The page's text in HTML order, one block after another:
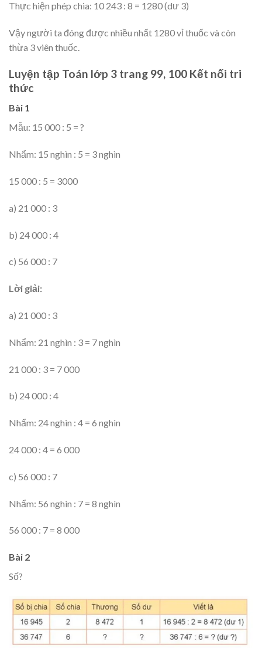
Thực hiện phép chia: 10 243 : 8 = 1280 (dư 3)
Vậy người ta đóng được nhiều nhất 1280 vỉ thuốc và còn
thừa 3 viên thuốc.
Luyện tập Toán lớp 3 trang 99, 100 Kết nối tri
thức
Bài 1
Mẫu: 15 000 : 5 = ?
Nhẩm: 15 nghìn : 5 = 3 nghìn
15 000 : 5 = 3000
a) 21 000 : 3
b) 24 000 : 4
c) 56 000 : 7
Lời giải:
a) 21 000 : 3
Nhẩm: 21 nghìn : 3 = 7 nghìn
21 000 : 3 = 7 000
b) 24 000 : 4
Nhẩm: 24 nghìn : 4 = 6 nghìn
24 000 : 4 = 6 000
c) 56 000 : 7
Nhẩm: 56 nghìn : 7 = 8 nghìn
56 000 : 7 = 8 000
Bài 2
Số?